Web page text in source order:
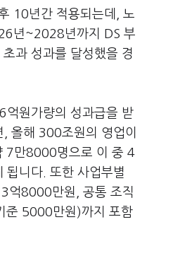
10년간 적용되는데
노
년~2028년까지 DS 부
초과 성과를 달성했을 경
6억원가량의 성과급을 받
올해 300조원의 영업이
7만8000명으로 이 중 4
됩니다 또한 사업부별
3억8000만원
공통 조직
준 5000만원 )까지 포함